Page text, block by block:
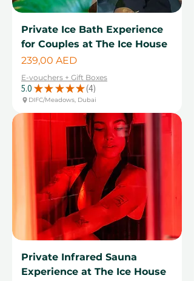
Private Ice Bath Experience
for Couples at The Ice House
Цена
239,00 AED
E-vouchers + Gift Boxes
5.0 ★ ★ ★ ★ ★ 4
4
DIFC/Meadows, Dubai
Private Infrared Sauna
Experience at The Ice House